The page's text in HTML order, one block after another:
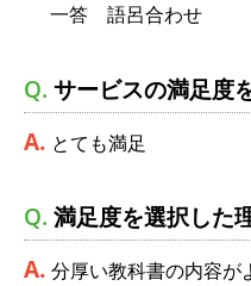
一答 語呂合わせ
サービスの満足度
とても満足
満足度を選択した
分厚い教科書の内容が